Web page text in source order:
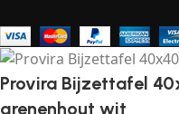
Provira Bijzettafel
grenenhout wit